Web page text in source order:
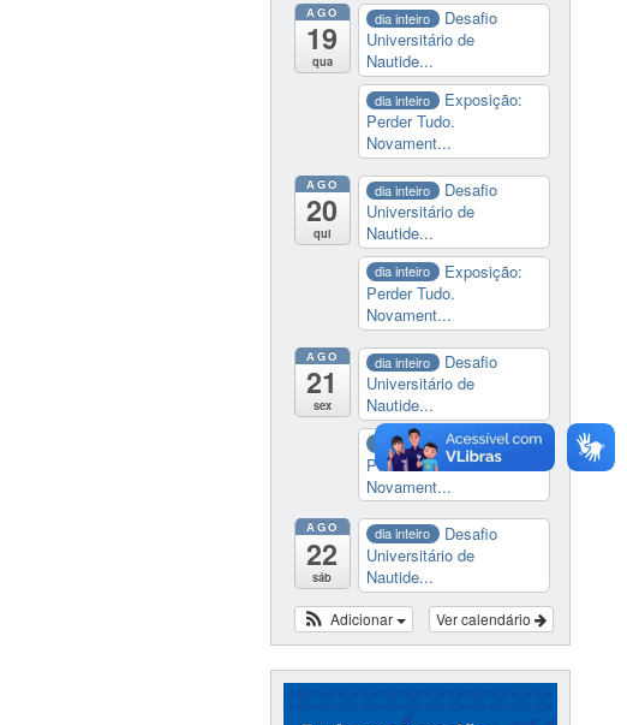
AGO
19
qua
dia inteiro
Desafio
Universitário de
Nautide...
dia inteiro
Exposição:
Perder Tudo.
Novament...
AGO
20
qui
dia inteiro
Desafio
Universitário de
Nautide...
dia inteiro
Exposição:
Perder Tudo.
Novament...
AGO
21
sex
dia inteiro
Desafio
Universitário de
Nautide...
dia inteiro
Exposição:
Perder Tudo.
Novament...
AGO
22
sáb
dia inteiro
Desafio
Universitário de
Nautide...
Ver calendário
Adicionar